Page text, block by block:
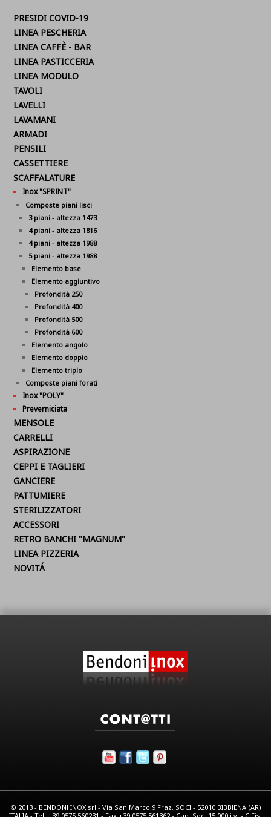
PRESIDI COVID-19
LINEA PESCHERIA
LINEA CAFFÈ - BAR
LINEA PASTICCERIA
LINEA MODULO
TAVOLI
LAVELLI
LAVAMANI
ARMADI
PENSILI
CASSETTIERE
SCAFFALATURE
Inox "SPRINT"
Composte piani lisci
3 piani - altezza 1473
4 piani - altezza 1816
4 piani - altezza 1988
5 piani - altezza 1988
Elemento base
Elemento aggiuntivo
Profondità 250
Profondità 400
Profondità 500
Profondità 600
Elemento angolo
Elemento doppio
Elemento triplo
Composte piani forati
Inox "POLY"
Preverniciata
MENSOLE
CARRELLI
ASPIRAZIONE
CEPPI E TAGLIERI
GANCIERE
PATTUMIERE
STERILIZZATORI
ACCESSORI
RETRO BANCHI "MAGNUM"
LINEA PIZZERIA
NOVITÁ
© 2013 - BENDONI INOX srl - Via San Marco 9 Fraz. SOCI - 52010 BIBBIENA (AR)